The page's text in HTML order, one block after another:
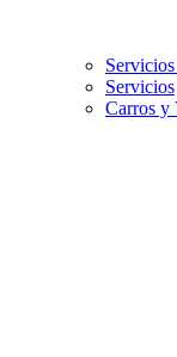
Servicios
Carros y